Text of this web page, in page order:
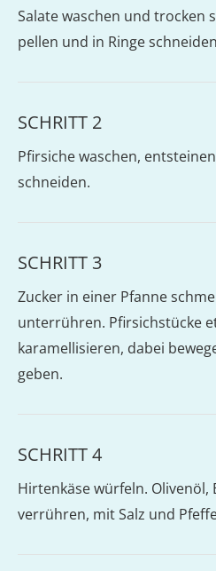
Salate waschen und trocken
pellen und in Ringe
SCHRITT 2
Pfirsiche waschen,
schneiden.
SCHRITT 3
Zucker in einer Pfanne
unterrühren. Pfirsichstücke
karamellisieren, dabei
geben.
SCHRITT 4
Hirtenkäse würfeln. Olivenöl,
verrühren, mit Salz und